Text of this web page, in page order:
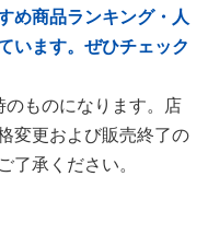
め商品ランキング・人
います。ぜひチェック
ものになります。店
変更および販売終了の
了承ください。